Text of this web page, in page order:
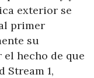
exterior se
primer
su
hecho de que
Stream 1,